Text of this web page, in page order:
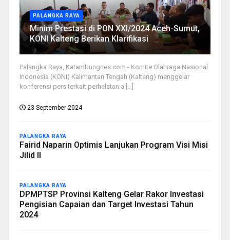
PALANGKA RAYA
Minim Prestasi di PON XXI/2024 Aceh-Sumut,
KONI Kalteng Berikan Klarifikasi
Palangka Raya, Katambungnes.com - Komite Olahraga Nasional
Indonesia (KONI) Kalimantan Tengah (Kalteng) menggelar
konferensi pers terkait perhelatan a [...]
23 September 2024
PALANGKA RAYA
Fairid Naparin Optimis Lanjukan Program Visi Misi
Jilid II
PALANGKA RAYA
DPMPTSP Provinsi Kalteng Gelar Rakor Investasi
Pengisian Capaian dan Target Investasi Tahun
2024